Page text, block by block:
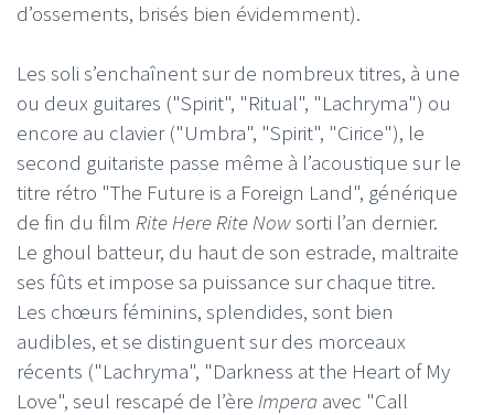
d’ossements, brisés bien évidemment).
Les soli s’enchaînent sur de nombreux titres, à une
ou deux guitares ("Spirit", "Ritual", "Lachryma") ou
encore au clavier ("Umbra", "Spirit", "Cirice"), le
second guitariste passe même à l’acoustique sur le
titre rétro "The Future is a Foreign Land", générique
de fin du film Rite Here Rite Nowsorti l’an dernier.
Le ghoul batteur, du haut de son estrade, maltraite
ses fûts et impose sa puissance sur chaque titre.
Les chœurs féminins, splendides, sont bien
audibles, et se distinguent sur des morceaux
récents ("Lachryma", "Darkness at the Heart of My
Love", seul rescapé de l’ère Impera avec "Call